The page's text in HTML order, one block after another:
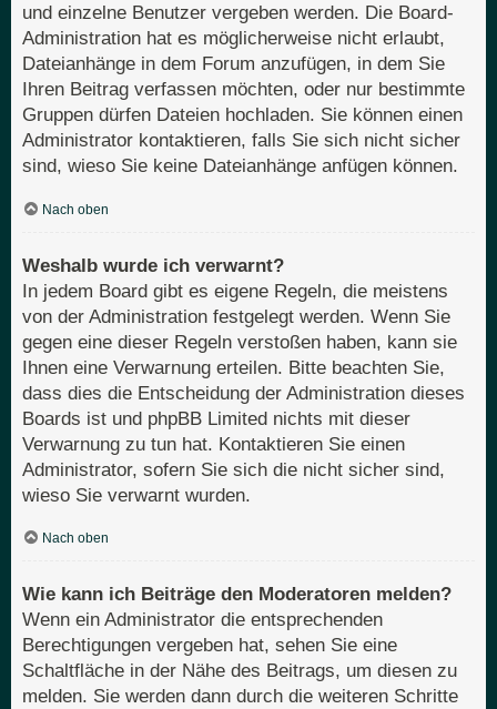
und einzelne Benutzer vergeben werden. Die Board-
Administration hat es möglicherweise nicht erlaubt,
Dateianhänge in dem Forum anzufügen, in dem Sie
Ihren Beitrag verfassen möchten, oder nur bestimmte
Gruppen dürfen Dateien hochladen. Sie können einen
Administrator kontaktieren, falls Sie sich nicht sicher
sind, wieso Sie keine Dateianhänge anfügen können.
Nach oben
Weshalb wurde ich verwarnt?
In jedem Board gibt es eigene Regeln, die meistens
von der Administration festgelegt werden. Wenn Sie
gegen eine dieser Regeln verstoßen haben, kann sie
Ihnen eine Verwarnung erteilen. Bitte beachten Sie,
dass dies die Entscheidung der Administration dieses
Boards ist und phpBB Limited nichts mit dieser
Verwarnung zu tun hat. Kontaktieren Sie einen
Administrator, sofern Sie sich die nicht sicher sind,
wieso Sie verwarnt wurden.
Nach oben
Wie kann ich Beiträge den Moderatoren melden?
Wenn ein Administrator die entsprechenden
Berechtigungen vergeben hat, sehen Sie eine
Schaltfläche in der Nähe des Beitrags, um diesen zu
melden. Sie werden dann durch die weiteren Schritte